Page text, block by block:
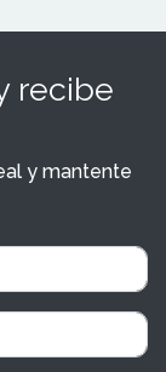
recibe
y mantente